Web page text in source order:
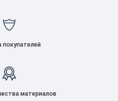
материалов